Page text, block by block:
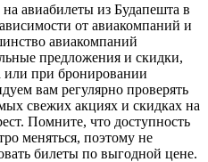
авиабилеты из Будапешта в
от авиакомпаний и
авиакомпаний
предложения и скидки,
или при бронировании
вам регулярно проверять
свежих акциях и скидках на
Помните, что доступность
меняться, поэтому не
билеты по выгодной цене.